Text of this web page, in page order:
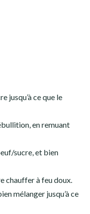
jusqu’à ce que le
en remuant
sucre, et bien
chauffer à feu doux.
mélanger jusqu’à ce